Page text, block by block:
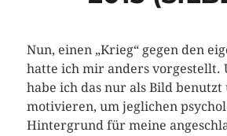
Nun, einen „Krieg“ gegen den
hatte ich mir anders vorgestellt.
habe ich das nur als Bild benutzt
motivieren, um jeglichen
Hintergrund für meine